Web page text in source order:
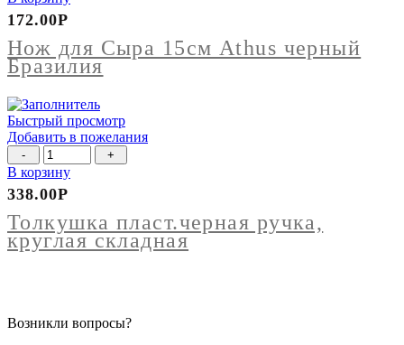
1,4кг(шт)
Нож
для
Сыра
15см
Athus
Бразилия
Нож для Сыра 15см Athus черный
Бразилия
172.00Р
Быстрый просмотр
Добавить в пожелания
Количество
товара
Толкушка
пласт.черная
ручка,
круглая
складная
В корзину
Толкушка пласт.черная ручка,
круглая складная
338.00Р
Возникли вопросы?